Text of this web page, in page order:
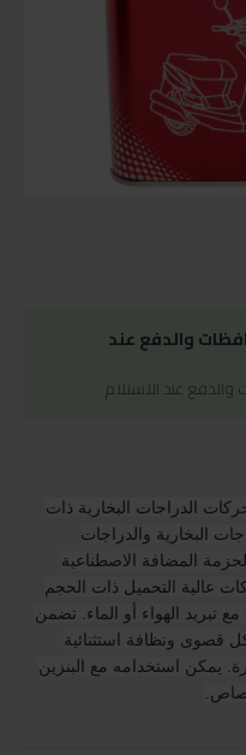
والدفع عند
عند الاستلام
الدراجات البخارية ذات
البخارية والدراجات
المضافة الاصطناعية
عالية التحميل ذات الحجم
والصغير (من 50 إلى 650 سم 3) مع تبريد الهواء أو الماء. تضمن
قصوى ونظافة استثنائية
يمكن استخدامه مع البنزين